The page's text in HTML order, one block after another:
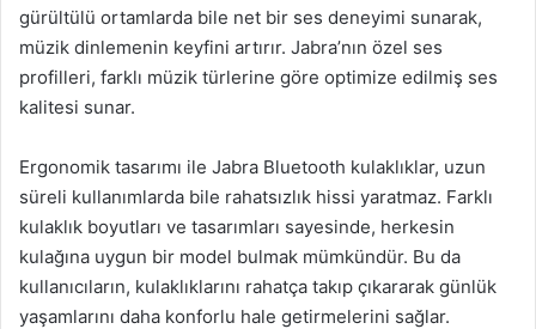
gürültülü ortamlarda bile net bir ses deneyimi sunarak,
müzik dinlemenin keyfini artırır. Jabra’nın özel ses
profilleri, farklı müzik türlerine göre optimize edilmiş ses
kalitesi sunar.
Ergonomik tasarımı ile Jabra Bluetooth kulaklıklar, uzun
süreli kullanımlarda bile rahatsızlık hissi yaratmaz. Farklı
kulaklık boyutları ve tasarımları sayesinde, herkesin
kulağına uygun bir model bulmak mümkündür. Bu da
kullanıcıların, kulaklıklarını rahatça takıp çıkararak günlük
yaşamlarını daha konforlu hale getirmelerini sağlar.